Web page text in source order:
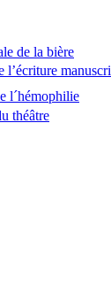
de la bière
l’écriture
l´hémophilie
théâtre